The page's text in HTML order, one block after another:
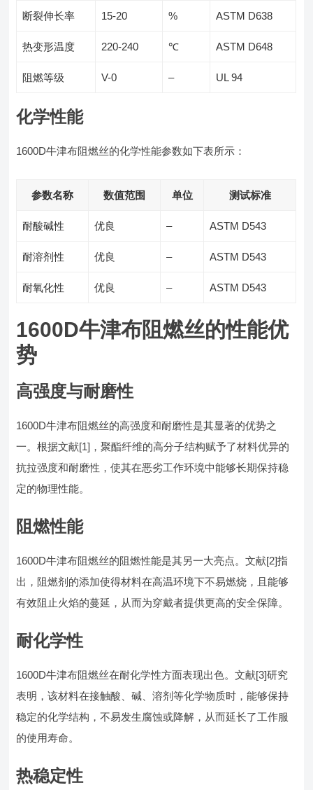
断裂伸长率 15-20 % ASTM D638
热变形温度 220-240 ℃ ASTM D648
阻燃等级 V-0 – UL 94
化学性能
1600D牛津布阻燃丝的化学性能参数如下表所示：
参数名称 数值范围 单位 测试标准
耐酸碱性 优良 – ASTM D543
耐溶剂性 优良 – ASTM D543
耐氧化性 优良 – ASTM D543
1600D牛津布阻燃丝的性能优
势
高强度与耐磨性
1600D牛津布阻燃丝的高强度和耐磨性是其显著的优势之
一。根据文献[1]，聚酯纤维的高分子结构赋予了材料优异的
抗拉强度和耐磨性，使其在恶劣工作环境中能够长期保持稳
定的物理性能。
阻燃性能
1600D牛津布阻燃丝的阻燃性能是其另一大亮点。文献[2]指
出，阻燃剂的添加使得材料在高温环境下不易燃烧，且能够
有效阻止火焰的蔓延，从而为穿戴者提供更高的安全保障。
耐化学性
1600D牛津布阻燃丝在耐化学性方面表现出色。文献[3]研究
表明，该材料在接触酸、碱、溶剂等化学物质时，能够保持
稳定的化学结构，不易发生腐蚀或降解，从而延长了工作服
的使用寿命。
热稳定性